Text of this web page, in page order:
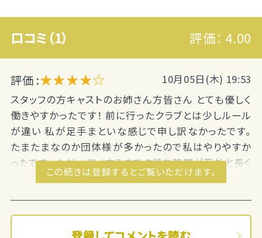
口コミ（1） 評価： 4.00
評価 :★★★★☆
10月05日(木) 19:53
スタッフの方キャストのお姉さん方皆さん とても優しく
働きやすかったです！ 前に行ったクラブとは少しルール
が違い 私が足手まといな感じで申し訳なかったです。
たまたまなのか団体様が多かったので私はやりやすか
ったです。 ただヘアメするまでの待ち時間が意外と長く
お店に戻るのが２０時過ぎてしまいましたがしっかり
この続きは登録するとご覧いただけます。